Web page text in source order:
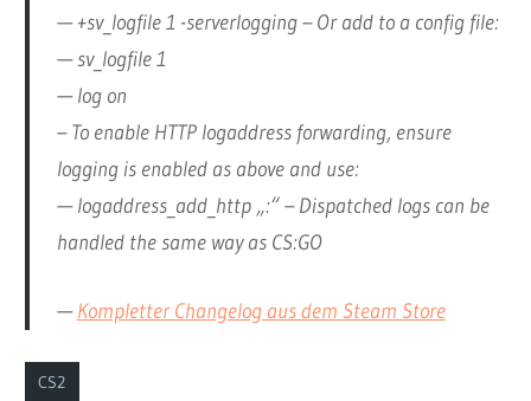
— +sv_logfile 1 -serverlogging – Or add to a config file:
— sv_logfile 1
— log on
– To enable HTTP logaddress forwarding, ensure
logging is enabled as above and use:
— logaddress_add_http „:“ – Dispatched logs can be
handled the same way as CS:GO
—Kompletter Changelog aus dem Steam Store
CS2